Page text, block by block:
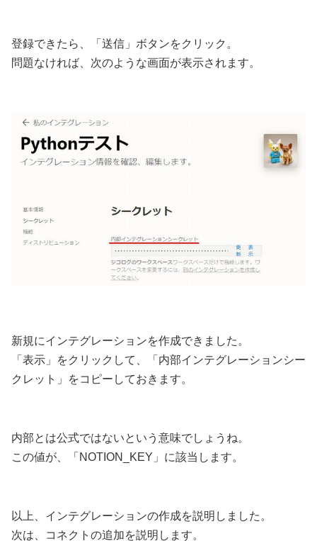
登録できたら、「送信」ボタンをクリック。
問題なければ、次のような画面が表示されます。
新規にインテグレーションを作成できました。
「表示」をクリックして、「内部インテグレーションシー
クレット」をコピーしておきます。
内部とは公式ではないという意味でしょうね。
この値が、「NOTION_KEY」に該当します。
以上、インテグレーションの作成を説明しました。
次は、コネクトの追加を説明します。